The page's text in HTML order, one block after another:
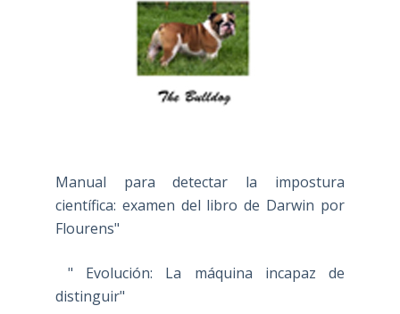
Manual para detectar la impostura
científica: examen del libro de Darwin por
Flourens"
" Evolución: La máquina incapaz de
distinguir"